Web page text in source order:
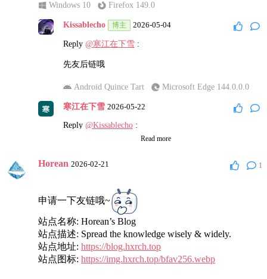
记得先清除浏览器缓存。
Reply@梁栋烨:
卡瑟布尔？
Kissablecho 的音译？
Android Quince Tart Microsoft Edge 147.0.0.0
Windows 10 Firefox 149.0
Kissablecho 博主 2026-05-04
Reply @寒江在下雪:
先友后链哦
Android Quince Tart Microsoft Edge 144.0.0.0
寒江在下雪 2026-05-22
Reply @Kissablecho:
抱歉晚回复，申请的时候有加在这
Kissablecho 博主 2026-05-23
Reply@寒江在下雪 :
要求第二点
2_先友后链（先有一定的互访，相互认识以下，再添
加友链，一上来加友链会让我会为难。。）
Read more
Horean 2026-02-21 1
申请一下友链哦~
站点名称: Horean’s Blog
站点描述: Spread the knowledge wisely & widely.
站点地址: https://blog.hxrch.top
站点图标: https://img.hxrch.top/bfav256.webp